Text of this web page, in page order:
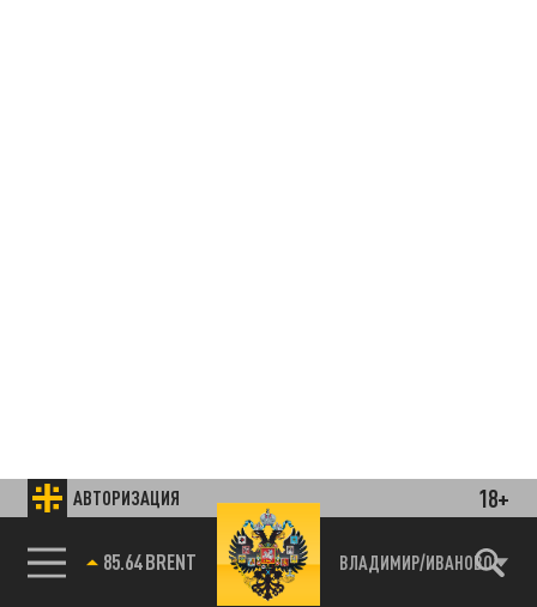
АВТОРИЗАЦИЯ 18+
85.64 BRENT ВЛАДИМИР/ИВАНОВО